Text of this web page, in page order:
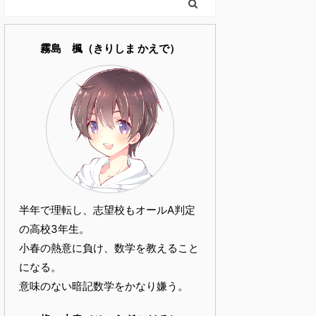
霧島 楓（きりしま かえで）
半年で理転し、志望校もオールA判定
の高校3年生。
小春の熱意に負け、数学を教えること
になる。
意味のない暗記数学をかなり嫌う。